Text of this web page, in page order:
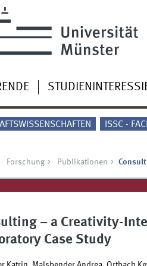
ISSC -
Forschung Publikationen
– a Creativity-
Case Study